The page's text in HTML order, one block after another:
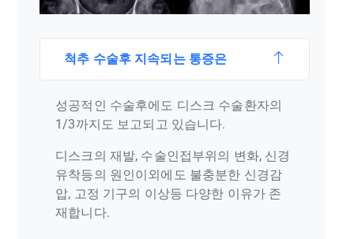
척추 수술후 지속되는 통증은
성공적인 수술후에도 디스크 수술환자의
1/3까지도 보고되고 있습니다.
디스크의 재발, 수술인접부위의 변화, 신경
유착등의 원인이외에도 불충분한 신경감
압, 고정 기구의 이상등 다양한 이유가 존
재합니다.